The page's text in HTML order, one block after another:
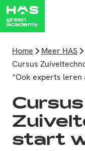
Home Meer HAS
Cursus
“Ook experts
Cursus
start